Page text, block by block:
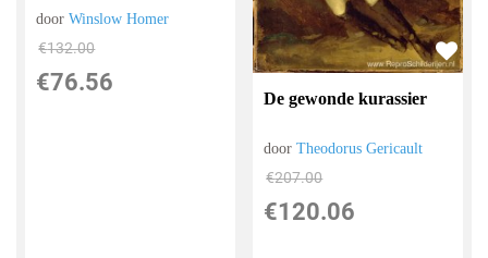
doorWinslow Homer
€132.00
€76.56
De gewonde kurassier
doorTheodorus Gericault
€207.00
€120.06